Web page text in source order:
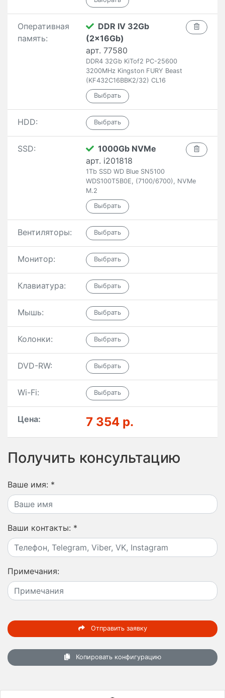
Оперативная
память:
DDR IV 32Gb
(2x16Gb)
арт. 77580
DDR4 32Gb KiTof2 PC-25600
3200MHz Kingston FURY Beast
(KF432C16BBK2/32) CL16
HDD:
SSD:
1000Gb NVMe
арт. i201818
1Tb SSD WD Blue SN5100
WDS100T5B0E, (7100/6700), NVMe
M.2
Вентиляторы:
Монитор:
Клавиатура:
Мышь:
Колонки:
DVD-RW:
Wi-Fi:
Цена: 7 354 р.
Получить консультацию
Ваше имя: *
Ваши контакты: *
Примечания:
Отправить заявку
Копировать конфигурацию